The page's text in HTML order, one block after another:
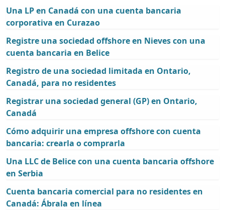
Una LP en Canadá con una cuenta bancaria
corporativa en Curazao
Registre una sociedad offshore en Nieves con una
cuenta bancaria en Belice
Registro de una sociedad limitada en Ontario,
Canadá, para no residentes
Registrar una sociedad general (GP) en Ontario,
Canadá
Cómo adquirir una empresa offshore con cuenta
bancaria: crearla o comprarla
Una LLC de Belice con una cuenta bancaria offshore
en Serbia
Cuenta bancaria comercial para no residentes en
Canadá: Ábrala en línea